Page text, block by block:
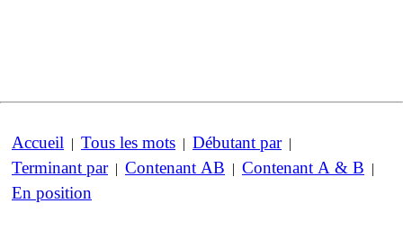
Accueil | Tous les mots | Débutant par|
Terminant par| Contenant AB | Contenant A & B |
En position